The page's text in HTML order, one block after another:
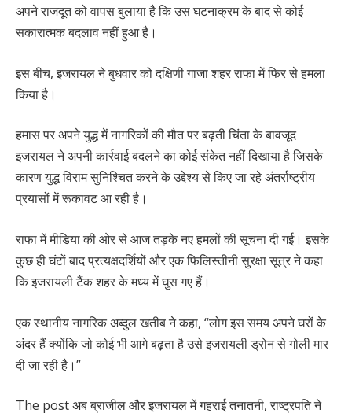
अपने राजदूत को वापस बुलाया है कि उस घटनाक्रम के बाद से कोई
सकारात्मक बदलाव नहीं हुआ है।
इस बीच, इजरायल ने बुधवार को दक्षिणी गाजा शहर राफा में फिर से हमला
किया है।
हमास पर अपने युद्ध में नागरिकों की मौत पर बढ़ती चिंता के बावजूद
इजरायल ने अपनी कार्रवाई बदलने का कोई संकेत नहीं दिखाया है जिसके
कारण युद्ध विराम सुनिश्चित करने के उद्देश्य से किए जा रहे अंतर्राष्ट्रीय
प्रयासों में रूकावट आ रही है।
राफा में मीडिया की ओर से आज तड़के नए हमलों की सूचना दी गई। इसके
कुछ ही घंटों बाद प्रत्यक्षदर्शियों और एक फिलिस्तीनी सुरक्षा सूत्र ने कहा
कि इजरायली टैंक शहर के मध्य में घुस गए हैं।
एक स्थानीय नागरिक अब्दुल खतीब ने कहा, “लोग इस समय अपने घरों के
अंदर हैं क्योंकि जो कोई भी आगे बढ़ता है उसे इजरायली ड्रोन से गोली मार
दी जा रही है।”
The post अब ब्राजील और इजरायल में गहराई तनातनी, राष्ट्रपति ने